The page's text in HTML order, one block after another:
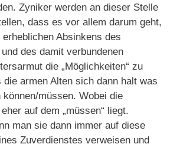
Zyniker werden an dieser Stelle
dass es vor allem darum geht,
Absinkens des
des damit verbundenen
die „Möglichkeiten“ zu
armen Alten sich dann halt was
können/müssen. Wobei die
auf dem „müssen“ liegt.
man sie dann immer auf diese
Zuverdienstes verweisen und